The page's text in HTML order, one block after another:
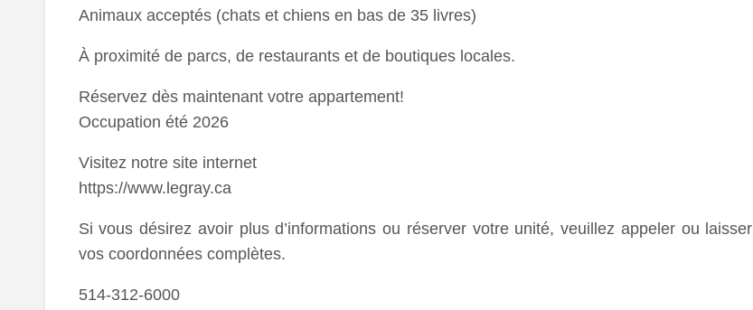
Animaux acceptés (chats et chiens en bas de 35 livres)
À proximité de parcs, de restaurants et de boutiques locales.
Réservez dès maintenant votre appartement!
Occupation été 2026
Visitez notre site internet
https://www.legray.ca
Si vous désirez avoir plus d’informations ou réserver votre unité, veuillez appeler ou laisser
vos coordonnées complètes.
514-312-6000